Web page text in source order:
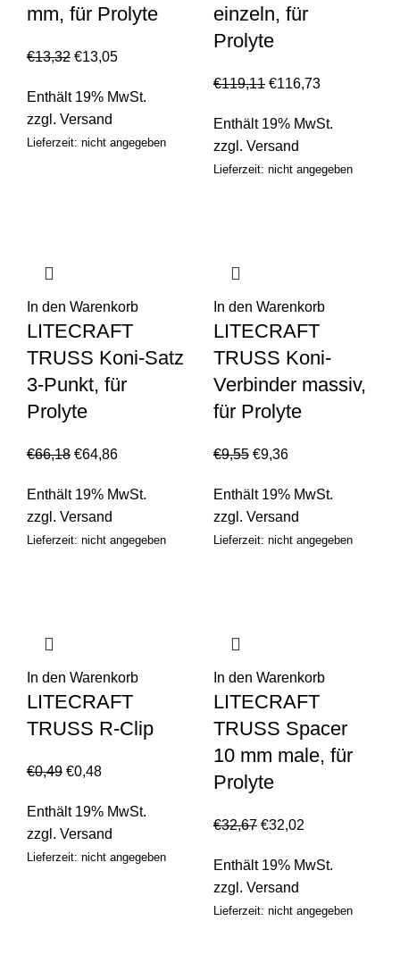
mm, für Prolyte
€13,32 €13,05
Enthält 19% MwSt.
zzgl. Versand
Lieferzeit: nicht angegeben
einzeln, für
Prolyte
€119,11 €116,73
Enthält 19% MwSt.
zzgl. Versand
Lieferzeit: nicht angegeben
In den Warenkorb
LITECRAFT
TRUSS Koni-Satz
3-Punkt, für
Prolyte
€66,18 €64,86
Enthält 19% MwSt.
zzgl. Versand
Lieferzeit: nicht angegeben
In den Warenkorb
LITECRAFT
TRUSS Koni-
Verbinder massiv,
für Prolyte
€9,55 €9,36
Enthält 19% MwSt.
zzgl. Versand
Lieferzeit: nicht angegeben
In den Warenkorb
LITECRAFT
TRUSS R-Clip
€0,49 €0,48
Enthält 19% MwSt.
zzgl. Versand
Lieferzeit: nicht angegeben
In den Warenkorb
LITECRAFT
TRUSS Spacer
10 mm male, für
Prolyte
€32,67 €32,02
Enthält 19% MwSt.
zzgl. Versand
Lieferzeit: nicht angegeben